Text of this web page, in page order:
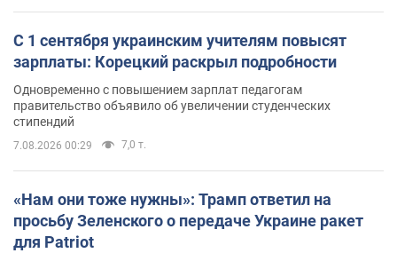
С 1 сентября украинским учителям повысят
зарплаты: Корецкий раскрыл подробности
Одновременно с повышением зарплат педагогам
правительство объявило об увеличении студенческих
стипендий
7.08.2026 00:29 7,0 т.
«Нам они тоже нужны»: Трамп ответил на
просьбу Зеленского о передаче Украине ракет
для Patriot